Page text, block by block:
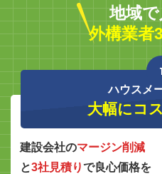
地域
外構業者
1
ハウスメ
大幅にコ
建設会社のマージン削減
と3社見積りで良心価格を